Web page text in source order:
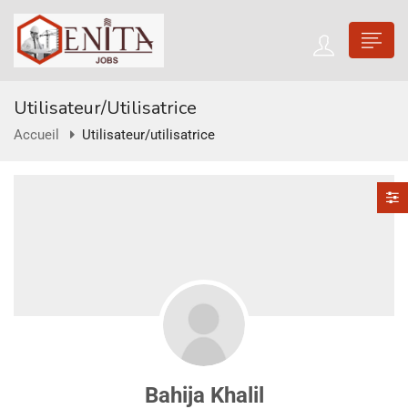
Utilisateur/utilisatrice
Accueil Utilisateur/utilisatrice
Bahija Khalil